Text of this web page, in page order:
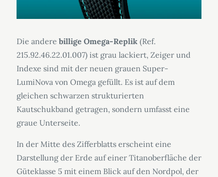
Die andere billige Omega-Replik(Ref.
215.92.46.22.01.007) ist grau lackiert, Zeiger und
Indexe sind mit der neuen grauen Super-
LumiNova von Omega gefüllt. Es ist auf dem
gleichen schwarzen strukturierten
Kautschukband getragen, sondern umfasst eine
graue Unterseite.
In der Mitte des Zifferblatts erscheint eine
Darstellung der Erde auf einer Titanoberfläche der
Güteklasse 5 mit einem Blick auf den Nordpol, der